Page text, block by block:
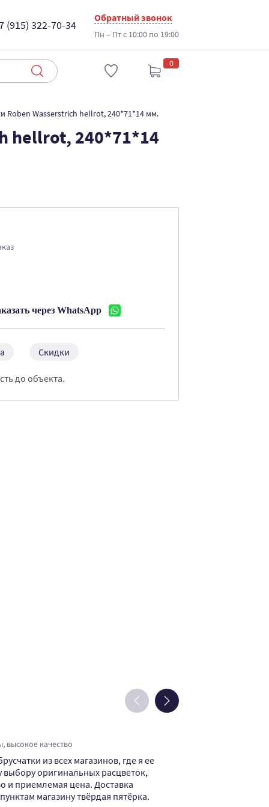
(915) 322-70-34
Обратный звонок
Пн – Пт с 10:00 по 19:00
0
Roben Wasserstrich hellrot, 240*71*14 мм.
hellrot, 240*71*14
через WhatsApp
Скидки
до объекта.
высокое качество
из всех магазинов, где я ее
оригинальных расцветок,
и приемлемая цена. Доставка
магазину твёрдая пятёрка.